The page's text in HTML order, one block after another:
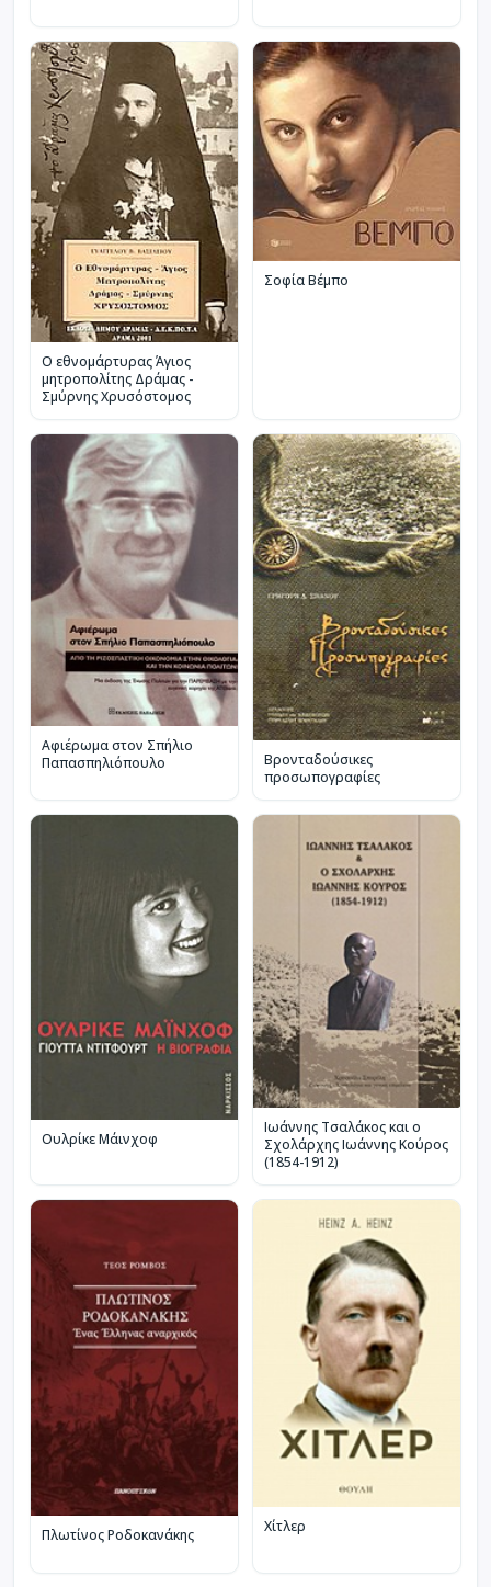
Ο εθνομάρτυρας Άγιος
μητροπολίτης Δράμας -
Σμύρνης Χρυσόστομος
Σοφία Βέμπο
Αφιέρωμα στον Σπήλιο
Παπασπηλιόπουλο
Βρονταδούσικες
προσωπογραφίες
Ουλρίκε Μάινχοφ
Ιωάννης Τσαλάκος και ο
Σχολάρχης Ιωάννης Κούρος
(1854-1912)
Πλωτίνος Ροδοκανάκης Χίτλερ